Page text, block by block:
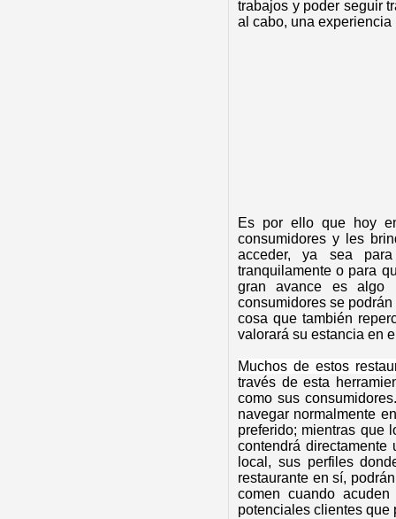
trabajos y poder seguir
al cabo, una
Es por ello que hoy
consumidores y les
acceder, ya sea
tranquilamente o para
gran avance es algo
consumidores se
cosa que también
valorará su estancia en
Muchos de estos
través de esta
como sus
navegar normalmente
preferido; mientras que
contendrá
local, sus perfiles
restaurante en sí,
comen cuando
potenciales clientes que